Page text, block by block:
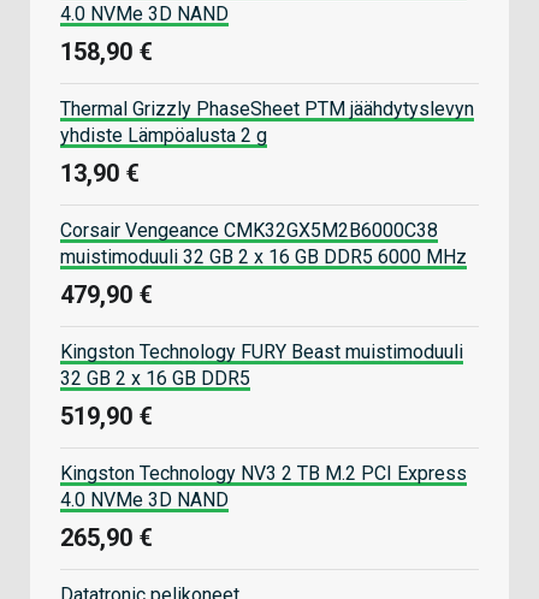
4.0 NVMe 3D NAND
158,90 €
Thermal Grizzly PhaseSheet PTM jäähdytyslevyn
yhdiste Lämpöalusta 2 g
13,90 €
Corsair Vengeance CMK32GX5M2B6000C38
muistimoduuli 32 GB 2 x 16 GB DDR5 6000 MHz
479,90 €
Kingston Technology FURY Beast muistimoduuli
32 GB 2 x 16 GB DDR5
519,90 €
Kingston Technology NV3 2 TB M.2 PCI Express
4.0 NVMe 3D NAND
265,90 €